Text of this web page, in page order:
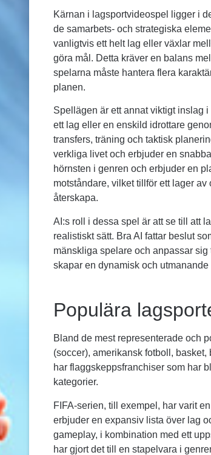
Kärnan i lagsportvideospel ligger i
de samarbets- och strategiska
vanligtvis ett helt lag eller växlar
göra mål. Detta kräver en balans
spelarna måste hantera flera
planen.
Spellägen är ett annat viktigt inslag
ett lag eller en enskild idrottare
transfers, träning och taktisk
verkliga livet och erbjuder en
hörnsten i genren och erbjuder en
motståndare, vilket tillför ett lager
återskapa.
AI:s roll i dessa spel är att se till att
realistiskt sätt. Bra AI fattar beslut
mänskliga spelare och anpassar
skapar en dynamisk och
Populära
Bland de mest representerade och
(soccer), amerikansk fotboll,
har flaggskeppsfranchiser som har
kategorier.
FIFA-serien, till exempel, har varit
erbjuder en expansiv lista över lag
gameplay, i kombination med ett
har gjort det till en stapelvara i